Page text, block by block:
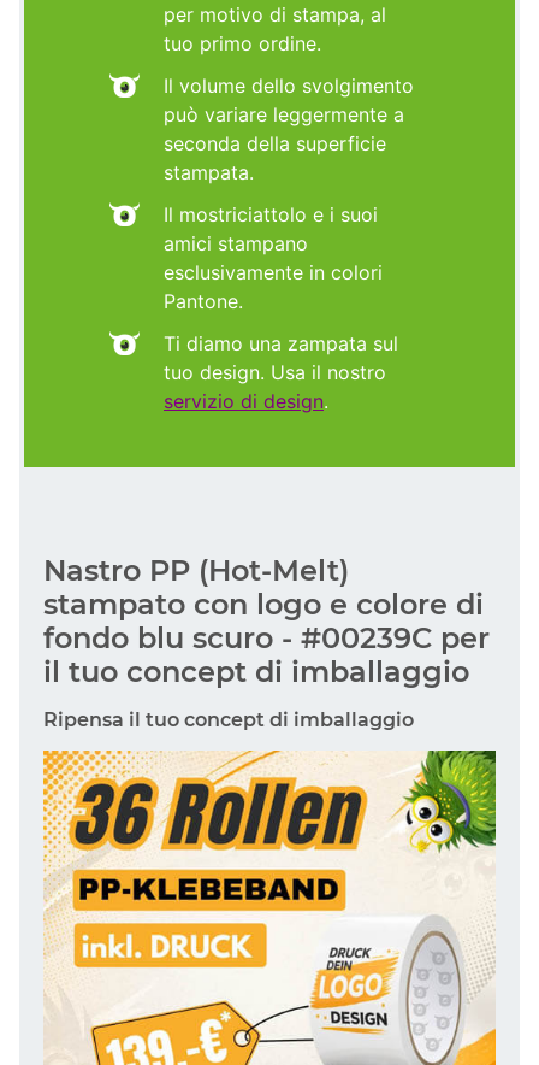
per motivo di stampa, al
tuo primo ordine.
Il volume dello svolgimento
può variare leggermente a
seconda della superficie
stampata.
Il mostriciattolo e i suoi
amici stampano
esclusivamente in colori
Pantone.
Ti diamo una zampata sul
tuo design. Usa il nostro
servizio di design.
Nastro PP (Hot-Melt)
stampato con logo e colore di
fondo blu scuro - #00239C per
il tuo concept di imballaggio
Ripensa il tuo concept di imballaggio